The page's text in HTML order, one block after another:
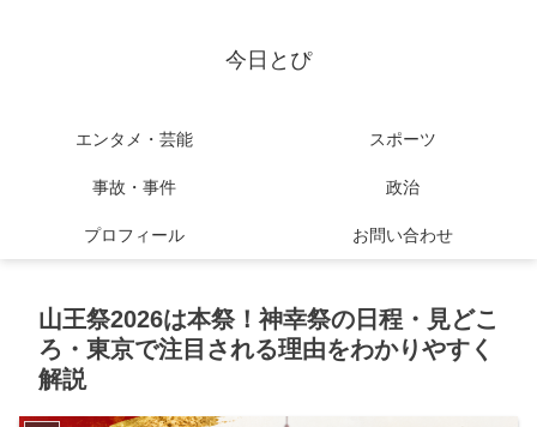
今日とぴ
エンタメ・芸能 スポーツ
事故・事件 政治
プロフィール お問い合わせ
山王祭2026は本祭！神幸祭の日程・見どこ
ろ・東京で注目される理由をわかりやすく
解説